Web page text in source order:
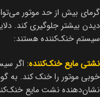
گرمای بیش از حد موتور
دیدن بیشتر جلوگیری کند.
سیستم خنک‌کننده هستند:
نشتی مایع خنک‌کننده: اگر
خوبی موتور را خنک کند. به
نشان‌دهنده نشت مایع